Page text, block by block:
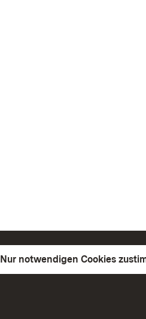
Nur notwendigen Cookies